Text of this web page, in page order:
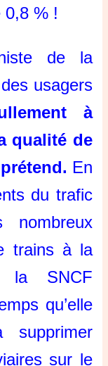
0,8 % !
de la
usagers
à
qualité de
En
du trafic
trains à la
la SNCF
qu’elle
sur le